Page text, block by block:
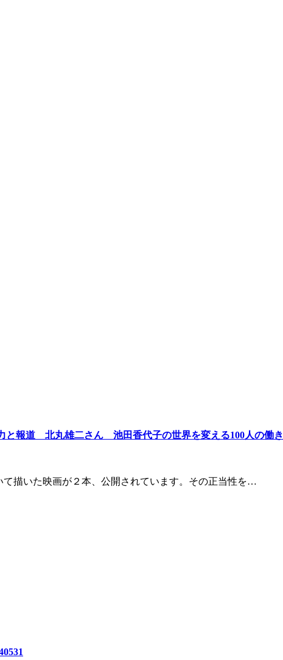
と報道 北丸雄二さん 池田香代子の世界を変える100人の働き
描いた映画が２本、公開されています。その正当性を…